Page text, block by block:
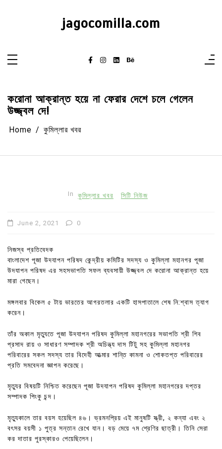
jagocomilla.com
করোনা আক্রান্ত হয়ে না ফেরার দেশে চলে গেলেন
উজ্জ্বল দে!
Home কুমিল্লার খবর
In কুমিল্লার খবর সিটি নিউজ
June 2, 2021 0
নিজস্ব প্রতিবেদক
বাংলাদেশ পূজা উদযাপন পরিষদ কেন্দ্রীয় কমিটির সদস্য ও কুমিল্লা মহানগর পূজা
উদযাপন পরিষদ এর সহসভাপতি সফল ব্যবসায়ী উজ্জ্বল দে করোনা আক্রান্ত হয়ে
মারা গেছেন।
মঙ্গলবার বিকেল ৫ টায় ভারতের আগরতলার একটি হাসপাতালে শেষ নি:শ্বাস ত্যাগ
করেন।
তাঁর অকাল মৃত্যুতে পূজা উদযাপন পরিষদ কুমিল্লা মহানগরের সভাপতি শ্রী শিব
প্রসাদ রায় ও সাধারণ সম্পাদক শ্রী অচিন্ত্য দাস টিটু সহ কুমিল্লা মহানগর
পরিবারের সকল সদস্য তার বিদেহী আত্মার শান্তি কামনা ও শোকতপ্ত পরিবারের
প্রতি সমবেদনা জ্ঞাপন করেছে।
মৃত্যুর বিষয়টি নিশ্চিত করেছেন পূজা উদযাপন পরিষদ কুমিল্লা মহানগরের দপ্তর
সম্পাদক পিংকু চন্দ।
মৃত্যুকালে তার বয়স হয়েছিল ৪৬। ভ্রমনপ্রিয় এই মানুষটি স্ত্রী, ২ কন্যা এবং ২
বৎসর বয়সী ১ পুত্র সন্তান রেখে যান। বড় মেয়ে ৭ম শ্রেণির ছাত্রী। তিনি সেরা
কর দাতার পুরস্কারও পেয়েছিলেন।